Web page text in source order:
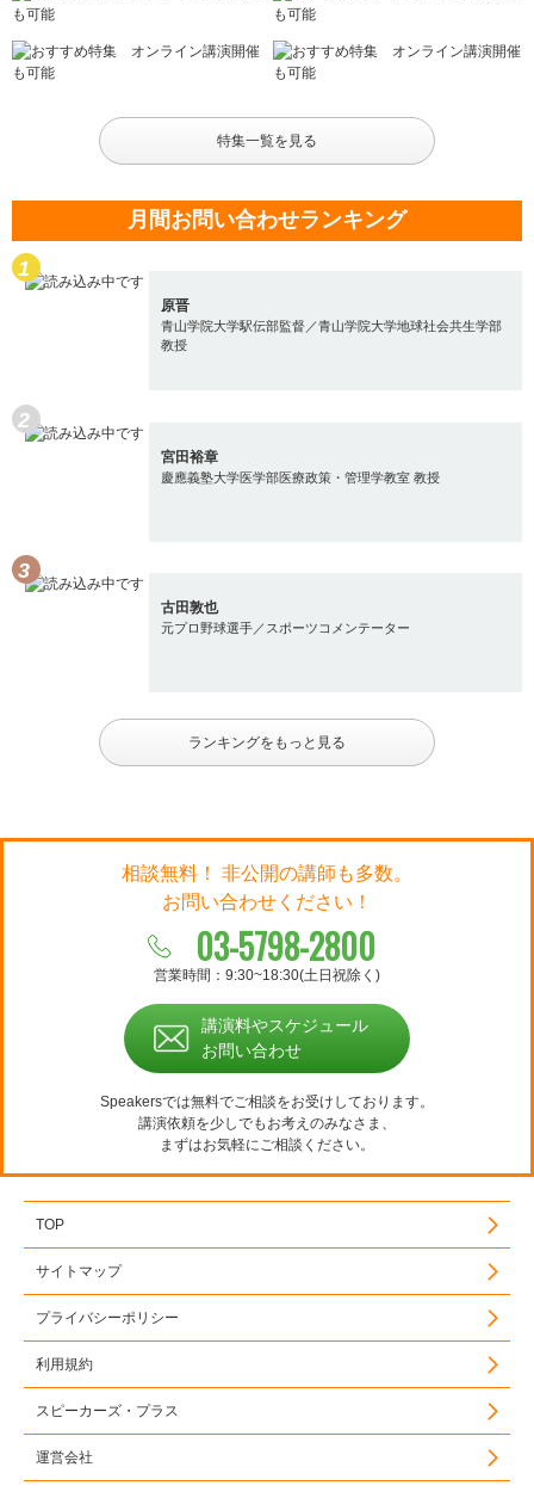
特集一覧を見る
月間お問い合わせランキング
原晋
青山学院大学駅伝部監督／青山学院大学地球社会共生学部
教授
宮田裕章
慶應義塾大学医学部医療政策・管理学教室 教授
古田敦也
元プロ野球選手／スポーツコメンテーター
ランキングをもっと見る
相談無料！ 非公開の講師も多数。
お問い合わせください！
03-5798-2800
営業時間：9:30~18:30(土日祝除く)
講演料やスケジュール
お問い合わせ
Speakersでは無料でご相談をお受けしております。
講演依頼を少しでもお考えのみなさま、
まずはお気軽にご相談ください。
TOP
サイトマップ
プライバシーポリシー
利用規約
スピーカーズ・プラス
運営会社